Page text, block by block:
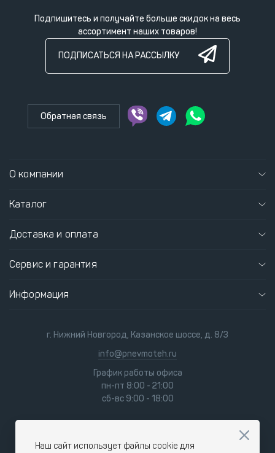
Подпишитесь и получайте больше скидок на весь
ассортимент наших товаров!
ПОДПИСАТЬСЯ НА РАССЫЛКУ
Обратная связь
О компании
Каталог
Доставка и оплата
Сервис и гарантия
Информация
г. Нижний Новгород, Казанское шоссе, д. 8/3
info@pnevmoteh.ru
График работы офиса
пн-пт 8:00 - 21:00
сб-вс 9:00 - 18:00
Наш сайт использует файлы cookie для